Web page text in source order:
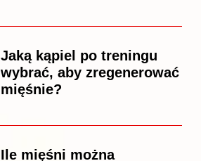
Jaką kąpiel po treningu
wybrać, aby zregenerować
mięśnie?
Ile mięśni można